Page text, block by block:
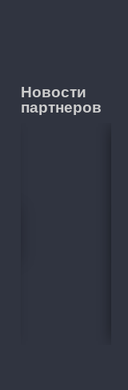
Новости
партнеров